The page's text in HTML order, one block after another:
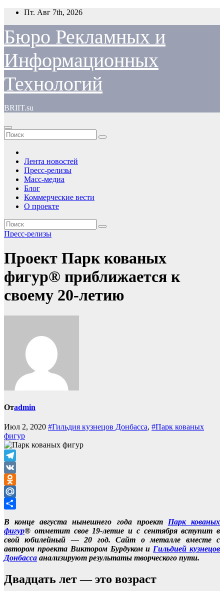
Перейти
содержимому
Пт. Авг 7th, 2026
Бюро Рекламных и
Информационных
Технологий
BRIIT.su
Лента новостей
Пресс-релизы
Масс-медиа
Блог
Коммерческие вести
О проекте
Пресс-релизы
Проект Парк кованых
фигур® приближается к
своему 20-летию
Отadmin
Июл 2, 2020 #Гильдия кузнецов Донбасса, #Парк кованых
фигур
Telegram
VK
Odnoklassniki
Mail.Ru
В конце августа нынешнего года проект Парк кованых
фигур® отметит свое 19-летие и с сентября вступит в
свой юбилейный — 20 год. Сайт о металле вместе с
автором проекта Виктором Бурдуком иГильдией кузнецов
Донбасса анализируют результаты творческого пути.
Двадцать лет — это возраст